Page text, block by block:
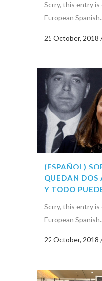
Sorry, this entry is
European
25 October, 2018
(ESPAÑOL)
QUEDAN DOS
Y TODO
Sorry, this entry is
European
22 October, 2018